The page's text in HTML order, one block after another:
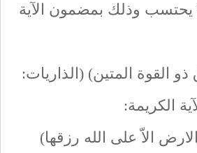
وذلك بمضمون الآية
ذو القوة المتين) (الذاريات:
الاّ على الله رزقها)